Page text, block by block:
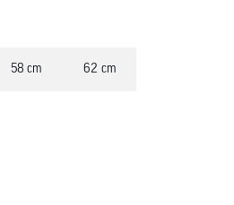
58 cm 62 cm